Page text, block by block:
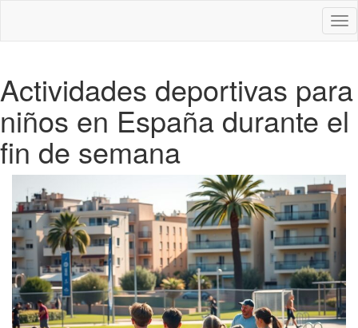
Actividades deportivas para
niños en España durante el
fin de semana